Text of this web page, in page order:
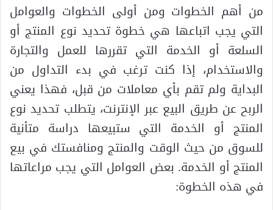
من أهم الخطوات ومن أولى الخطوات والعوامل
التي يجب اتباعها هي خطوة تحديد نوع المنتج أو
السلعة أو الخدمة التي تقررها للعمل والتجارة
والاستخدام، إذا كنت ترغب في بدء التداول من
البداية ولم تقم بأي معاملات من قبل، فهذا يعني
الربح عن طريق البيع عبر الإنترنت، يتطلب تحديد نوع
المنتج أو الخدمة التي ستبيعها دراسة متأنية
للسوق من حيث الوقت والمنتج ومنافستك في بيع
المنتج أو الخدمة. بعض العوامل التي يجب مراعاتها
في هذه الخطوة: